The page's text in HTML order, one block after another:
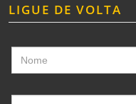
LIGUE DE VOLTA